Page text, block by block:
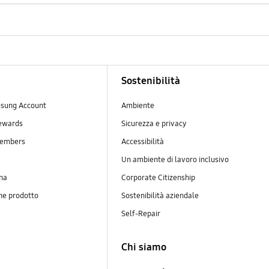
Account
prodotto
Sostenibilità
Ambiente
Sicurezza e privacy
Accessibilità
Un ambiente di lavoro inclusivo
Corporate Citizenship
Sostenibilità aziendale
Self-Repair
Chi siamo